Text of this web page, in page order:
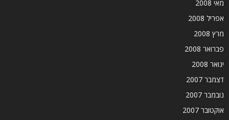
מאי 2008
אפריל 2008
מרץ 2008
פברואר 2008
ינואר 2008
דצמבר 2007
נובמבר 2007
אוקטובר 2007